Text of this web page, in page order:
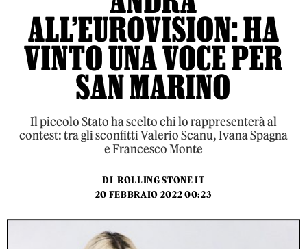
ALL’EUROVISION: HA
VINTO UNA VOCE PER
SAN MARINO
Il piccolo Stato ha scelto chi lo rappresenterà al
contest: tra gli sconfitti Valerio Scanu, Ivana Spagna
e Francesco Monte
DI ROLLING STONE IT
20 FEBBRAIO 2022 00:23